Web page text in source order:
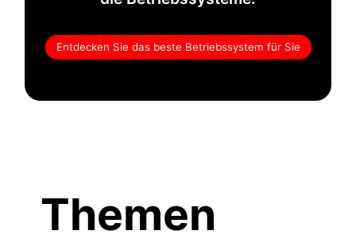
Entdecken Sie das beste Betriebssystem für Sie
Themen